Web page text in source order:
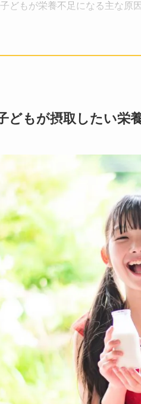
子どもが栄養不足になる主な原因
どもが摂取したい栄